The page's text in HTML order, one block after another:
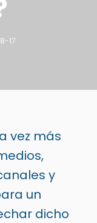
17
vez más
y
un
dicho